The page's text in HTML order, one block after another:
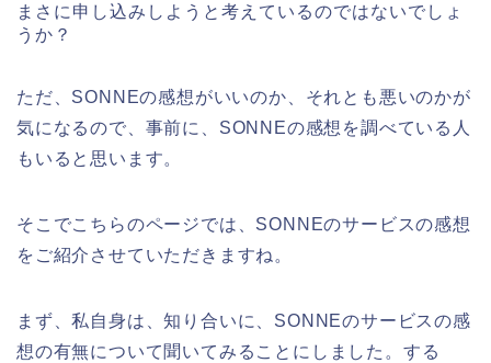
まさに申し込みしようと考えているのではないでしょ
うか？
ただ、SONNEの感想がいいのか、それとも悪いのかが
気になるので、事前に、SONNEの感想を調べている人
もいると思います。
そこでこちらのページでは、SONNEのサービスの感想
をご紹介させていただきますね。
まず、私自身は、知り合いに、SONNEのサービスの感
想の有無について聞いてみることにしました。する